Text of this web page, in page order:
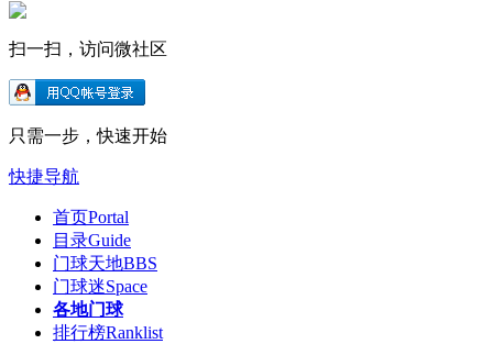
扫一扫，访问微社区
只需一步，快速开始
快捷导航
首页Portal
目录Guide
门球天地BBS
门球迷Space
各地门球
排行榜Ranklist